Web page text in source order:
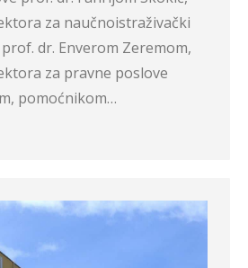
za naučnoistraživački
dr. Enverom Zeremom,
za pravne poslove
pomoćnikom…